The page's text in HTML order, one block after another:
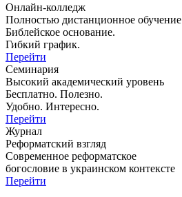
Онлайн-колледж
Полностью дистанционное обучение
Библейское основание.
Гибкий график.
Перейти
Семинария
Высокий академический уровень
Бесплатно. Полезно.
Удобно. Интересно.
Перейти
Журнал
Реформатский взгляд
Современное реформатское
богословие в украинском контексте
Перейти